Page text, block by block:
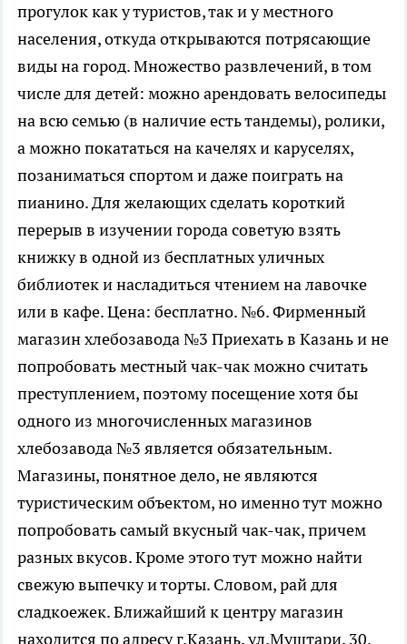
прогулок как у туристов, так и у местного
населения, откуда открываются потрясающие
виды на город. Множество развлечений, в том
числе для детей: можно арендовать велосипеды
на всю семью (в наличие есть тандемы), ролики,
а можно покататься на качелях и каруселях,
позаниматься спортом и даже поиграть на
пианино. Для желающих сделать короткий
перерыв в изучении города советую взять
книжку в одной из бесплатных уличных
библиотек и насладиться чтением на лавочке
или в кафе. Цена: бесплатно. №6. Фирменный
магазин хлебозавода №3 Приехать в Казань и не
попробовать местный чак-чак можно считать
преступлением, поэтому посещение хотя бы
одного из многочисленных магазинов
хлебозавода №3 является обязательным.
Магазины, понятное дело, не являются
туристическим объектом, но именно тут можно
попробовать самый вкусный чак-чак, причем
разных вкусов. Кроме этого тут можно найти
свежую выпечку и торты. Словом, рай для
сладкоежек. Ближайший к центру магазин
находится по адресу г.Казань, ул.Муштари, 30.